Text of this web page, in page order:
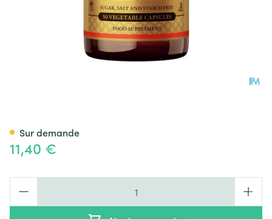
11,40 €
Sur demande